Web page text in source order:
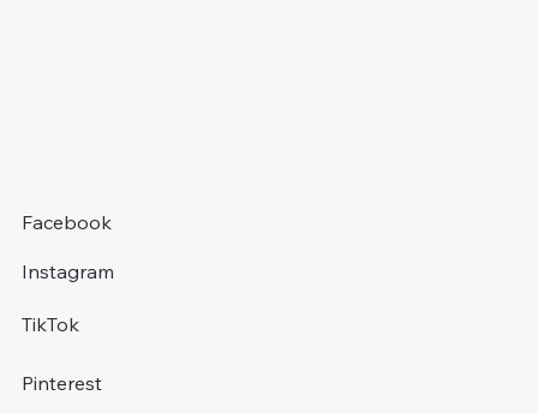
Facebook
Instagram
TikTok
Pinterest